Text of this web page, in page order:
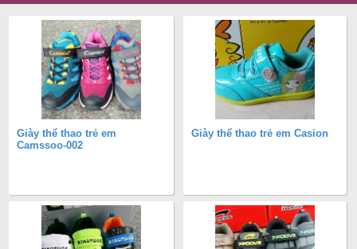
Giày thể thao trẻ em
Camssoo-002
Giày thể thao trẻ em Casion